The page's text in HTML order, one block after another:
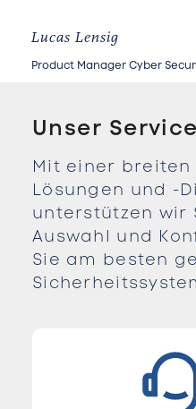
Lucas Lensig
Product Manager Cyber
Unser Service
Mit einer breiten
Lösungen und -
unterstützen wir
Auswahl und
Sie am besten